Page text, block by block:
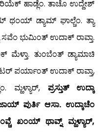
ಹಾಡ್ಲೆಂ. ತಾಚೊ ಉದ್ದೇಶ್
ಥಂಯ್ ಡ್ಯಾಮ್ ಘಾಲ್ಚೆಂ. ತ್ಯಾ
ಸವೆಂ ಭುಮಿಂತ್ ಉದಾಕ್ ರಾವ್ತಾ.
ತುಂಬೆಂತ್ ಡ್ಯಾಮಾಚಿ
ಪರ್ಯಾಂತ್ ಉದಾಕ್ ರಾವ್ತಾ,
ಮ್ಹಳ್ಯಾರ್, ಪ್ರಸ್ತುತ್ ಉದ್ಕಾ
ಪುರ್ತಿ ಆಸಾ. ಉದ್ಕಾಚೆಂ
ಖಂಯ್ ಥಾವ್ನ್ ಮ್ಹಳ್ಯಾರ್,